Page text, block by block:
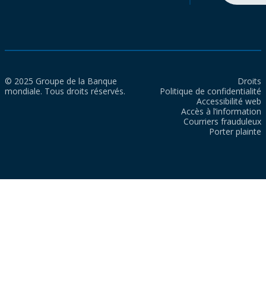
© 2025 Groupe de la Banque
mondiale. Tous droits réservés.
Droits
Politique de confidentialité
Accessibilité web
Accès à l’information
Courriers frauduleux
Porter plainte